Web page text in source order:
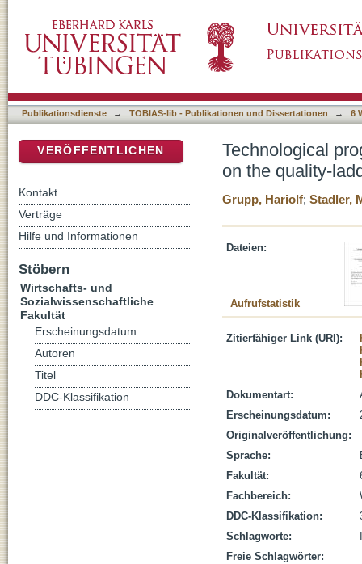
approach
Publikationsdienste → TOBIAS-lib - Publikationen und Dissertationen → 6
Technological
on the quality-
Grupp, Hariolf; Stadler,
Dateien:
Aufrufstatistik
Zitierfähiger Link (URI):
Dokumentart:
Erscheinungsdatum:
Originalveröffentlichung:
Sprache:
Fakultät:
Fachbereich:
DDC-Klassifikation:
Schlagworte:
Freie Schlagwörter:
VERÖFFENTLICHEN
Kontakt
Verträge
Hilfe und Informationen
Stöbern
Wirtschafts- und
Sozialwissenschaftliche
Fakultät
Erscheinungsdatum
Autoren
Titel
DDC-Klassifikation